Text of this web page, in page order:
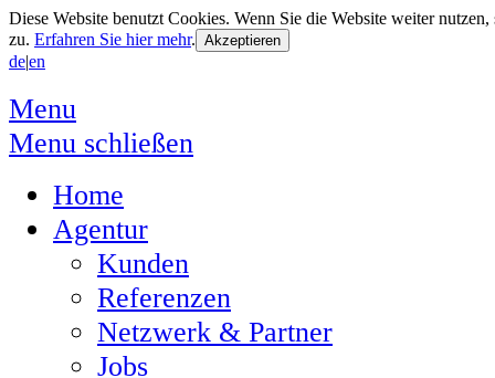
Diese Website benutzt Cookies. Wenn Sie die Website weiter
zu. Erfahren Sie hier mehr.
de|en
Menu
Menu schließen
Home
Agentur
Kunden
Referenzen
Netzwerk & Partner
Jobs